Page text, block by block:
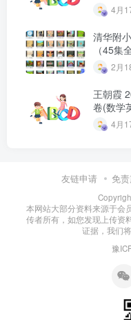
4月
清华附
（45集
2月
王朝霞
卷(数学
4月
友链申请 免
本网站大部分资料来源于会
传者所有，如您发现上传资
证据，我们
豫